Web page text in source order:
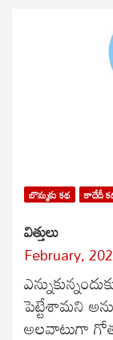
బొమ్మకు కథ కాదేదీ
విత్తులు
February,
పెట్టేశామని
అలవాటుగా